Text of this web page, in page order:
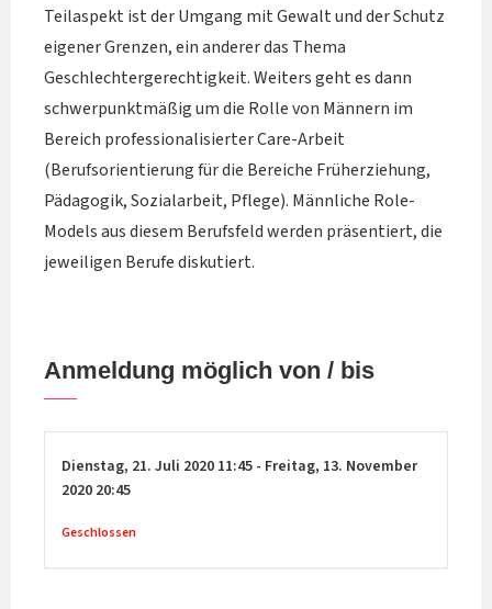
Teilaspekt ist der Umgang mit Gewalt und der Schutz
eigener Grenzen, ein anderer das Thema
Geschlechtergerechtigkeit. Weiters geht es dann
schwerpunktmäßig um die Rolle von Männern im
Bereich professionalisierter Care-Arbeit
(Berufsorientierung für die Bereiche Früherziehung,
Pädagogik, Sozialarbeit, Pflege). Männliche Role-
Models aus diesem Berufsfeld werden präsentiert, die
jeweiligen Berufe diskutiert.
Anmeldung möglich von / bis
Dienstag, 21. Juli 2020 11:45 - Freitag, 13. November
2020 20:45
Geschlossen